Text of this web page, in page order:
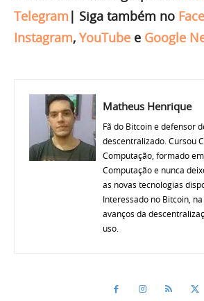
Telegram | Siga também no
Instagram, YouTube e Google
Matheus Henrique
Fã do Bitcoin e defensor
descentralizado. Cursou
Computação, formado
Computação e nunca
as novas tecnologias
Interessado no Bitcoin,
avanços da
uso.